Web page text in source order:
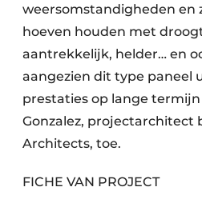
weersomstandigheden en
hoeven houden met
aantrekkelijk, helder… en
aangezien dit type paneel
prestaties op lange
Gonzalez, projectarchitect
Architects, toe.
FICHE VAN PROJECT